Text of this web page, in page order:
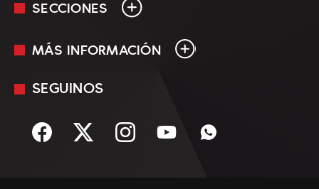
SECCIONES
En Vivo
Sociedad
MÁS INFORMACIÓN
Mediakit
Términos y condiciones
SEGUINOS